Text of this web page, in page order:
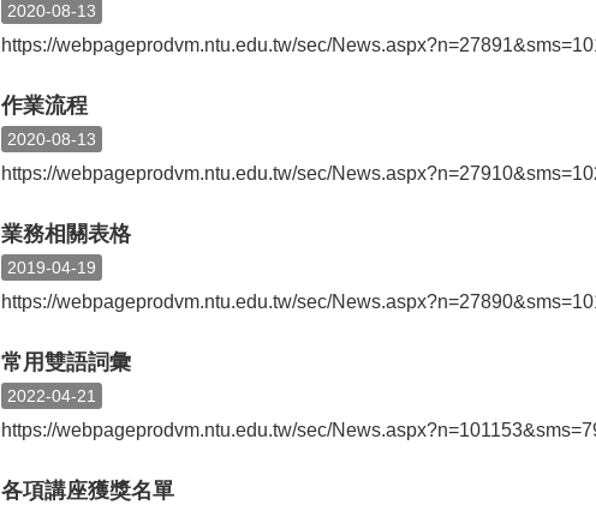
2020-08-13
https://webpageprodvm.ntu.edu.tw/sec/
作業流程
2020-08-13
https://webpageprodvm.ntu.edu.tw/sec/
業務相關表格
2019-04-19
https://webpageprodvm.ntu.edu.tw/sec/
常用雙語詞彙
2022-04-21
https://webpageprodvm.ntu.edu.tw/sec/
各項講座獲獎名單